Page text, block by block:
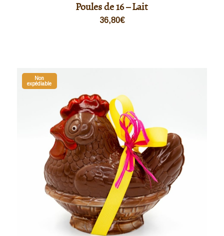
Poules de 16 – Lait
36,80€
Non
expédiable